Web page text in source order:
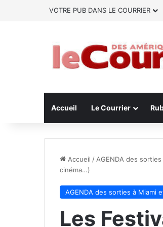
VOTRE PUB DANS LE COURRIER
Accueil Le Courrier
Accueil / AGENDA des
cinéma…)
AGENDA des sorties à Miami
Les